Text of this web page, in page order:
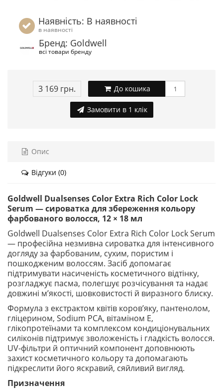
Наявність: В наявності
в наявності
Бренд: Goldwell
всі товари бренду
3 169 грн. До кошика
Замовити в 1 клік
Опис
Відгуки (0)
Goldwell Dualsenses Color Extra Rich Color Lock
Serum — сироватка для збереження кольору
фарбованого волосся, 12 × 18 мл
Goldwell Dualsenses Color Extra Rich Color Lock Serum
— професійна незмивна сироватка для інтенсивного
догляду за фарбованим, сухим, пористим і
пошкодженим волоссям. Засіб допомагає
підтримувати насиченість косметичного відтінку,
розгладжує пасма, полегшує розчісування та надає
довжині м’якості, шовковистості й виразного блиску.
Формула з екстрактом квітів коров’яку, пантенолом,
гліцерином, Sodium PCA, вітаміном Е,
глікопротеїнами та комплексом кондиціонувальних
силіконів підтримує зволоженість і гладкість волосся.
UV-фільтри й оптичний компонент доповнюють
захист косметичного кольору та допомагають
підкреслити його яскравий, сяйливий вигляд.
Призначення